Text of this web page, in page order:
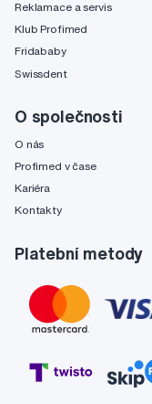
Reklamace a servis
Klub Profimed
Fridababy
Swissdent
O společnosti
O nás
Profimed v čase
Kariéra
Kontakty
Platební metody